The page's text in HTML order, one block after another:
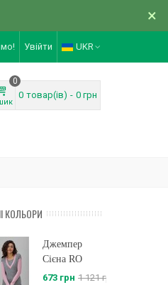
×
Увійти UKR
0
0 товар(ів) - 0 грн
КОЛЬОРИ
Джемпер
Сієна RO
673 грн 1 121 грн